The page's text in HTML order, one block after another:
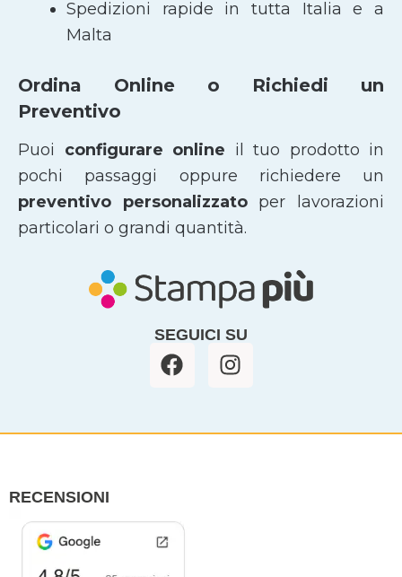
Spedizioni rapide in tutta Italia e a
Malta
Ordina Online o Richiedi un
Preventivo
Puoi configurare online il tuo prodotto in
pochi passaggi oppure richiedere un
preventivo personalizzatoper lavorazioni
particolari o grandi quantità.
SEGUICI SU
F
a
b
I
n
a
RECENSIONI